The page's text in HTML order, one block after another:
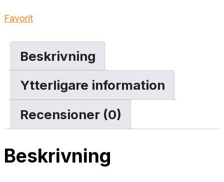
Favorit
Beskrivning
Ytterligare information
Recensioner (0)
Beskrivning